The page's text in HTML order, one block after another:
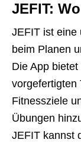
JEFIT:
JEFIT ist eine
beim Planen
Die App
vorgefertigten
Fitnessziele
Übungen
JEFIT kannst